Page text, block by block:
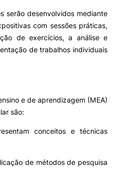
serão desenvolvidos mediante
com sessões práticas,
de exercícios, a análise e
de trabalhos individuais
e de aprendizagem (MEA)
são:
conceitos e técnicas
de métodos de pesquisa